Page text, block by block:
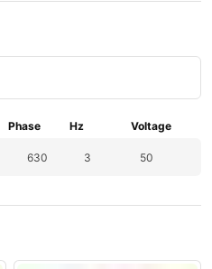
Phase Hz
Voltage
630 3 50